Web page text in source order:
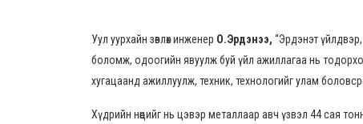
Уул уурхайн зөвлөх инженер О.Эрдэнээ, “Эрдэнэт
боломж, одоогийн явуулж буй үйл ажиллагаа нь тодорхой
хугацаанд ажиллуулж, техник, технологийг улам
Хүдрийн нөөцийг нь цэвэр металлаар авч үзвэл 44 сая